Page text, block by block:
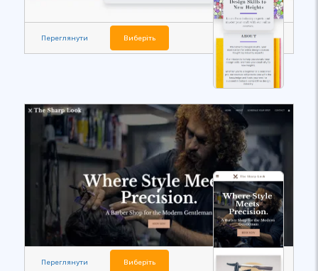
Переглянути Виберіть
Переглянути Виберіть